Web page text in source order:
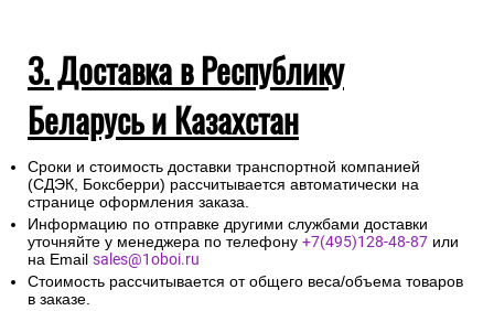
3. Доставка в Республику
Беларусь и Казахстан
Сроки и стоимость доставки транспортной компанией
(СДЭК, Боксберри) рассчитывается автоматически на
странице оформления заказа.
Информацию по отправке другими службами доставки
уточняйте у менеджера по телефону +7(495)128-48-87 или
на Email sales@1oboi.ru
Стоимость рассчитывается от общего веса/объема товаров
в заказе.